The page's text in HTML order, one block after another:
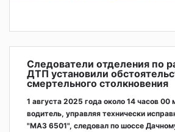
Следователи отделения по
ДТП установили
смертельного столкновения
1 августа 2025 года около 14 часов 00
водитель, управляя технически
"МАЗ 6501", следовал по шоссе